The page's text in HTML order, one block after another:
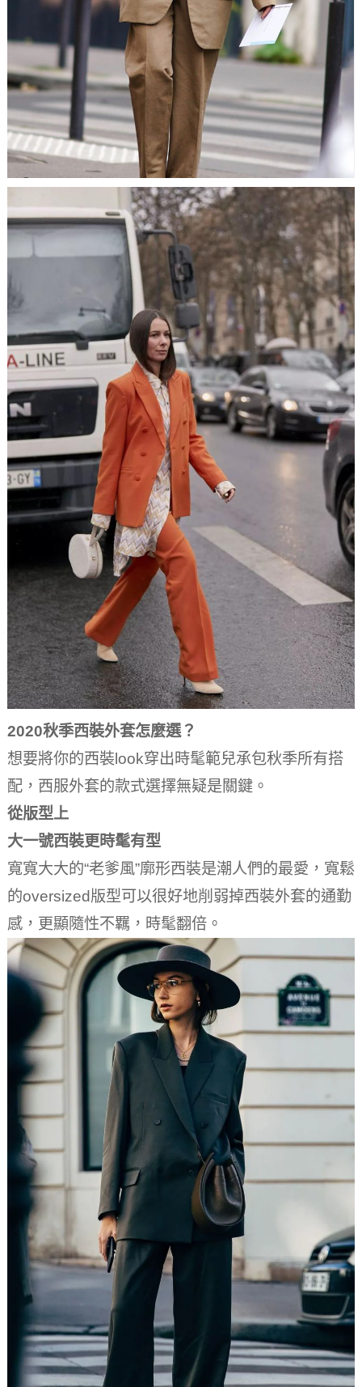
2020秋季西裝外套怎麼選？
想要將你的西裝look穿出時髦範兒承包秋季所有搭
配，西服外套的款式選擇無疑是關鍵。
從版型上
大一號西裝更時髦有型
寬寬大大的“老爹風”廓形西裝是潮人們的最愛，寬鬆
的oversized版型可以很好地削弱掉西裝外套的通勤
感，更顯隨性不羈，時髦翻倍。